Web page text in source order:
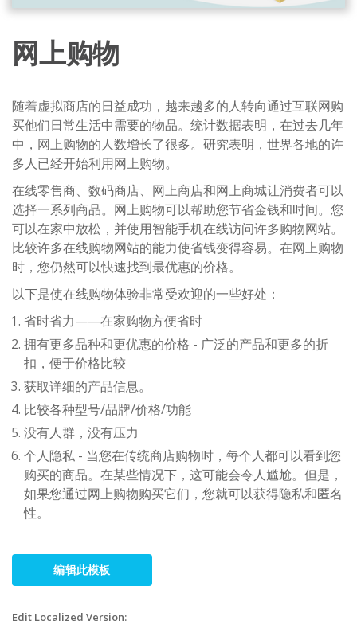
网上购物
随着虚拟商店的日益成功，越来越多的人转向通过互联网购
买他们日常生活中需要的物品。统计数据表明，在过去几年
中，网上购物的人数增长了很多。研究表明，世界各地的许
多人已经开始利用网上购物。
在线零售商、数码商店、网上商店和网上商城让消费者可以
选择一系列商品。网上购物可以帮助您节省金钱和时间。您
可以在家中放松，并使用智能手机在线访问许多购物网站。
比较许多在线购物网站的能力使省钱变得容易。在网上购物
时，您仍然可以快速找到最优惠的价格。
以下是使在​​线购物体验非常受欢迎的一些好处：
省时省力——在家购物方便省时
拥有更多品种和更优惠的价格 - 广泛的产品和更多的折
扣，便于价格比较
获取详细的产品信息。
比较各种型号/品牌/价格/功能
没有人群，没有压力
个人隐私 - 当您在传统商店购物时，每个人都可以看到您
购买的商品。在某些情况下，这可能会令人尴尬。但是，
如果您通过网上购物购买它们，您就可以获得隐私和匿名
性。
编辑此模板
Edit Localized Version: